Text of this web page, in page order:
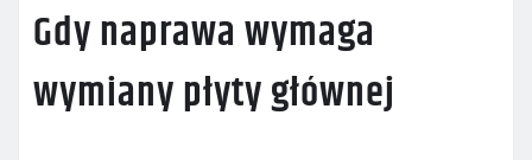
Gdy naprawa wymaga
wymiany płyty głównej